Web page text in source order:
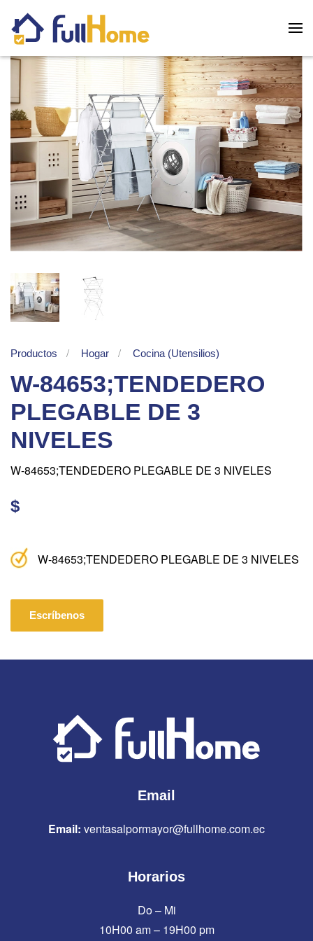
Skip to main content
Productos Hogar Cocina (Utensilios)
W-84653;TENDEDERO
PLEGABLE DE 3
NIVELES
W-84653;TENDEDERO PLEGABLE DE 3 NIVELES
$
W-84653;TENDEDERO PLEGABLE DE 3 NIVELES
Escríbenos
Email
Email: ventasalpormayor@fullhome.com.ec
Horarios
Do – Mi
10H00 am – 19H00 pm